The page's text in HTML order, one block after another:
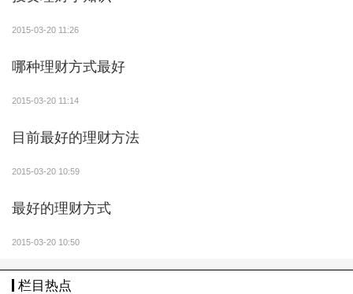
800元，像拿工资一样等等。甚至以后还可以购买国
债、信托等等，投资资金越多，收益也越高！最后，嘉
根据自己的风险偏好来，不要盲目跟风选择！
2015-03-20 11:26
哪种理财方式最好
2015-03-20 11:14
目前最好的理财方法
2015-03-20 10:59
最好的理财方式
2015-03-20 10:50
栏目热点